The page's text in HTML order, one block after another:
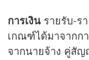
การเงิน รายรับ-ร
เกณฑ์ได้มาจากก
จากนายจ้าง คู่สั